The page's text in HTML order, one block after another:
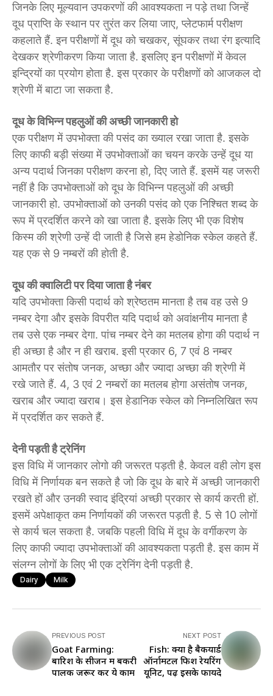
जिनके लिए मूल्यवान उपकरणों की आवश्यकता न पड़े तथा जिन्हें
दूध प्राप्ति के स्थान पर तुरंत कर लिया जाए, प्लेटफार्म परीक्षण
कहलाते हैं. इन परीक्षणों में दूध को चखकर, सूंघकर तथा रंग इत्यादि
देखकर श्रेणीकरण किया जाता है. इसलिए इन परीक्षणों में केवल
इन्द्रियों का प्रयोग होता है. इस प्रकार के परीक्षणों को आजकल दो
श्रेणी में बाटा जा सकता है.
दूध के विभिन्न पहलुओं की अच्छी जानकारी हो
एक परीक्षण में उपभोक्ता की पसंद का ख्याल रखा जाता है. इसके
लिए काफी बड़ी संख्या में उपभोक्ताओं का चयन करके उन्हें दूध या
अन्य पदार्थ जिनका परीक्षण करना हो, दिए जाते हैं. इसमें यह जरूरी
नहीं है कि उपभोक्ताओं को दूध के विभिन्न पहलुओं की अच्छी
जानकारी हो. उपभोक्ताओं को उनकी पसंद को एक निश्चित शब्द के
रूप में प्रदर्शित करने को खा जाता है. इसके लिए भी एक विशेष
किस्म की श्रेणी उन्हें दी जाती है जिसे हम हेडोनिक स्केल कहते हैं.
यह एक से 9 नम्बरों की होती है.
दूध की क्वालिटी पर दिया जाता है नंबर
यदि उपभोक्ता किसी पदार्थ को श्रेष्ठतम मानता है तब वह उसे 9
नम्बर देगा और इसके विपरीत यदि पदार्थ को अवांक्षनीय मानता है
तब उसे एक नम्बर देगा. पांच नम्बर देने का मतलब होगा की पदार्थ न
ही अच्छा है और न ही खराब. इसी प्रकार 6, 7 एवं 8 नम्बर
आमतौर पर संतोष जनक, अच्छा और ज्यादा अच्छा की श्रेणी में
रखे जाते हैं. 4, 3 एवं 2 नम्बरों का मतलब होगा असंतोष जनक,
खराब और ज्यादा खराब। इस हेडानिक स्केल को निम्नलिखित रूप
में प्रदर्शित कर सकते हैं.
देनी पड़ती है ट्रेनिंग
इस विधि में जानकार लोगो की जरूरत पड़ती है. केवल वही लोग इस
विधि में निर्णायक बन सकते है जो कि दूध के बारे में अच्छी जानकारी
रखते हों और उनकी स्वाद इंद्रियां अच्छी प्रकार से कार्य करती हों.
इसमें अपेक्षाकृत कम निर्णायकों की जरूरत पड़ती है. 5 से 10 लोगों
से कार्य चल सकता है. जबकि पहली विधि में दूध के वर्गीकरण के
लिए काफी ज्यादा उपभोक्ताओं की आवश्यकता पड़ती है. इस काम में
संलग्न लोगों के लिए भी एक ट्रेनिंग देनी पड़ती है.
Dairy Milk
PREVIOUS POST
Goat Farming:
बारिश के सीजन में बकरी
पालक जरूर करें ये काम
NEXT POST
Fish: क्या है बैकयार्ड
ऑर्नामेंटल फिश रेयरिंग
यूनिट, पढ़ें इसके फायदे